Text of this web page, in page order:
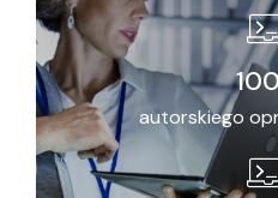
autorskiego